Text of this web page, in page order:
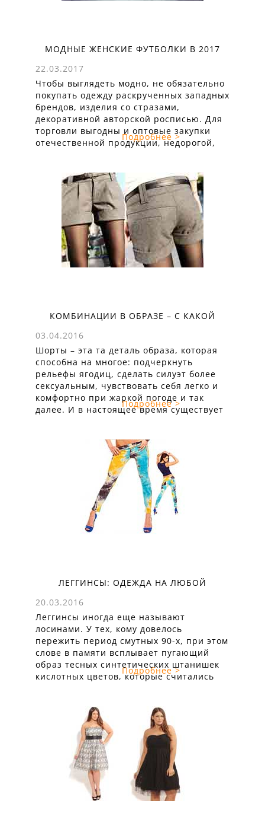
МОДНЫЕ ЖЕНСКИЕ ФУТБОЛКИ В 2017
22.03.2017
Чтобы выглядеть модно, не обязательно
покупать одежду раскрученных западных
брендов, изделия со стразами,
декоративной авторской росписью. Для
торговли выгодны и оптовые закупки
отечественной продукции, недорогой,
Одной из главных молодежных
тенденций стало смыкание вечерней и
уличной моды. Молодые девушки не
разделяют одежду для повседневного,
официального ношения, исключая ...
Подробнее >
КОМБИНАЦИИ В ОБРАЗЕ – С КАКОЙ
03.04.2016
Шорты – эта та деталь образа, которая
способна на многое: подчеркнуть
рельефы ягодиц, сделать силуэт более
сексуальным, чувствовать себя легко и
комфортно при жаркой погоде и так
далее. И в настоящее время существует
ограничиваются майками, футболками,
борцовками, бандо и топами, а на самом
деле список вариантов одежды ...
Подробнее >
ЛЕГГИНСЫ: ОДЕЖДА НА ЛЮБОЙ
20.03.2016
Леггинсы иногда еще называют
лосинами. У тех, кому довелось
пережить период смутных 90-х, при этом
слове в памяти всплывает пугающий
образ тесных синтетических штанишек
кислотных цветов, которые считались
Современные леггинсы однозначно
принадлежат к повседневному стилю,
и особо ценной такую вещь давно никто
не считает. Зато ...
Подробнее >